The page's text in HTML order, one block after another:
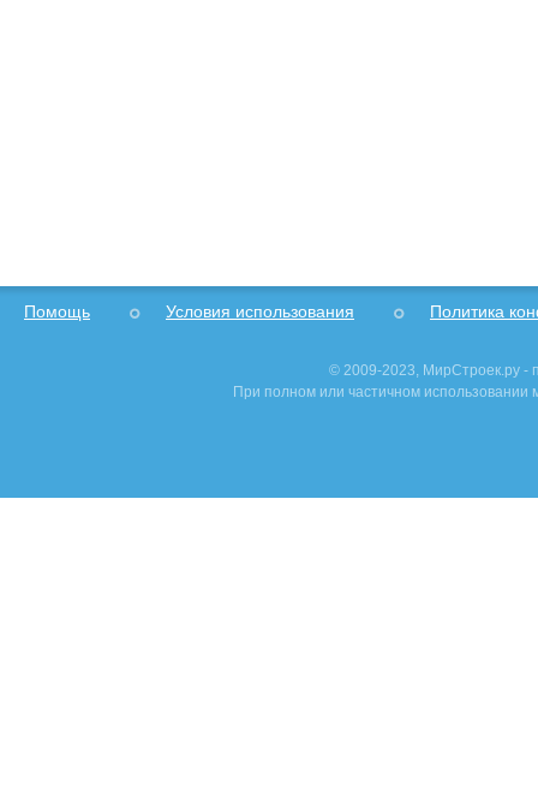
Помощь Условия использования Политика
© 2009-2023, МирСтроек.ру -
При полном или частичном использовании